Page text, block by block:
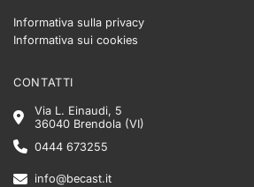
Informativa sulla privacy
Informativa sui cookies
CONTATTI
Via L. Einaudi, 5
36040 Brendola (VI)
0444 673255
info@becast.it